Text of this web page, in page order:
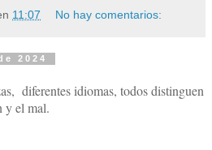
11:07 No hay comentarios:
2024
diferentes idiomas, todos distinguen
y el mal.